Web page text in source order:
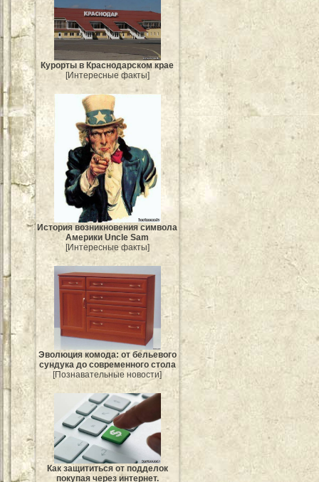
Курорты в Краснодарском крае
[Интересные факты]
История возникновения символа
Америки Uncle Sam
[Интересные факты]
Эволюция комода: от бельевого
сундука до современного стола
[Познавательные новости]
Как защититься от подделок
покупая через интернет.